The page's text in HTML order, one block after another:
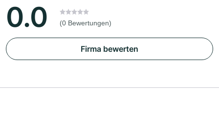
0.0 (0 Bewertungen)
Firma bewerten